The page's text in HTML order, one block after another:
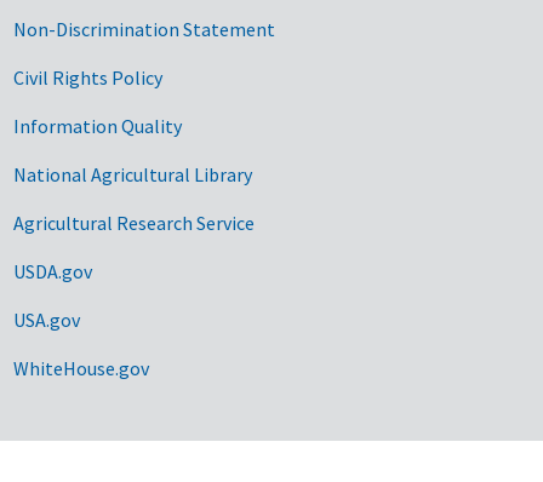
Non-Discrimination Statement
Civil Rights Policy
Information Quality
National Agricultural Library
Agricultural Research Service
USDA.gov
USA.gov
WhiteHouse.gov